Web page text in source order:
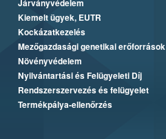
Járványvédelem
Kiemelt ügyek, EUTR
Kockázatkezelés
Mezőgazdasági genetikai erőforrások
Növényvédelem
Nyilvántartási és Felügyeleti Díj
Rendszerszervezés és felügyelet
Termékpálya-ellenőrzés